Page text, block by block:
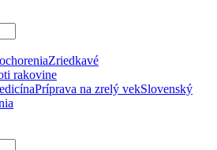
Zriedkavé
rakovine
Príprava na zrelý vekSlovenský